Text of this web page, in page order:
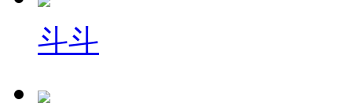
斗斗